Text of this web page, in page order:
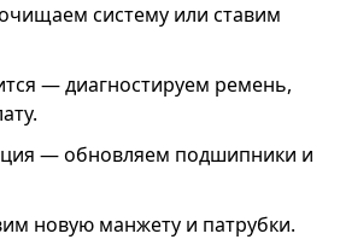
систему или ставим
— диагностируем ремень,
— обновляем подшипники и
новую манжету и патрубки.